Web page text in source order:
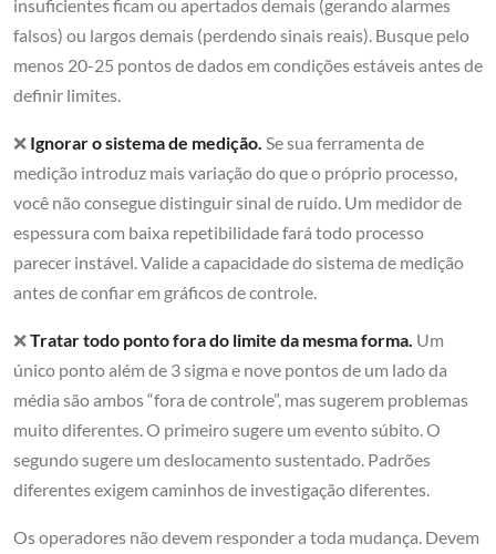
insuficientes ficam ou apertados demais (gerando alarmes
falsos) ou largos demais (perdendo sinais reais). Busque pelo
menos 20-25 pontos de dados em condições estáveis antes de
definir limites.
❌ Ignorar o sistema de medição. Se sua ferramenta de
medição introduz mais variação do que o próprio processo,
você não consegue distinguir sinal de ruído. Um medidor de
espessura com baixa repetibilidade fará todo processo
parecer instável. Valide a capacidade do sistema de medição
antes de confiar em gráficos de controle.
❌Tratar todo ponto fora do limite da mesma forma. Um
único ponto além de 3 sigma e nove pontos de um lado da
média são ambos “fora de controle”, mas sugerem problemas
muito diferentes. O primeiro sugere um evento súbito. O
segundo sugere um deslocamento sustentado. Padrões
diferentes exigem caminhos de investigação diferentes.
Os operadores não devem responder a toda mudança. Devem